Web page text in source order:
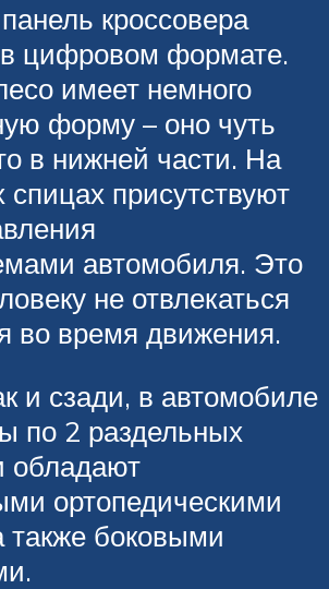
кроссовера
цифровом формате.
имеет немного
форму – оно чуть
в нижней части. На
спицах присутствуют
автомобиля. Это
не отвлекаться
во время движения.
и сзади, в автомобиле
по 2 раздельных
обладают
ортопедическими
также боковыми